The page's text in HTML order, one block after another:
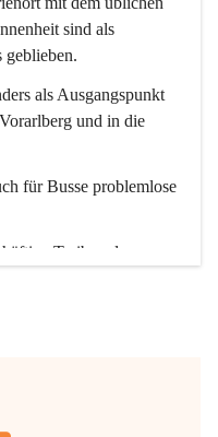
sind als
geblieben.
als Ausgangspunkt
und in die
für Busse problemlose
Treiben der